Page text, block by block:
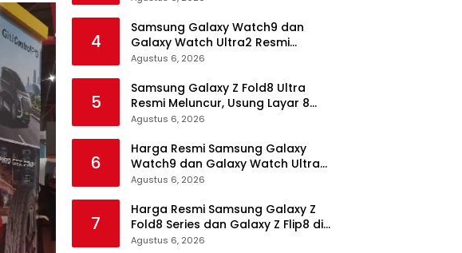
4
Samsung Galaxy Watch9 dan
Galaxy Watch Ultra2 Resmi
Meluncur, Bawa AI, Snapdragon
Baru
Agustus 6, 2026
5
Samsung Galaxy Z Fold8 Ultra
Resmi Meluncur, Usung Layar 8
Inci, Kamera 200MP dan
Agustus 6, 2026
6
Harga Resmi Samsung Galaxy
Watch9 dan Galaxy Watch Ultra2
di Indonesia, Mulai Rp5,9 Jutaan
Agustus 6, 2026
7
Harga Resmi Samsung Galaxy Z
Fold8 Series dan Galaxy Z Flip8 di
Indonesia, Mulai Rp19 Jutaan
Agustus 6, 2026